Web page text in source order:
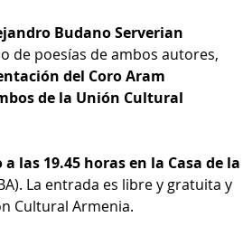
Budano Serverian
de poesías de ambos autores,
del Coro Aram
de la Unión Cultural
las 19.45 horas en la Casa de la
La entrada es libre y gratuita y
Cultural Armenia.